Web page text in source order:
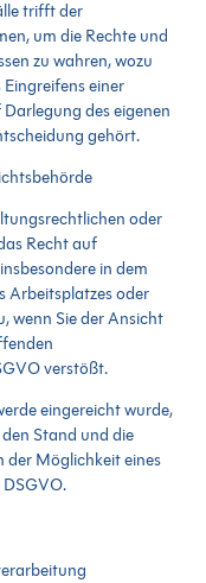
trifft der
um die Rechte und
zu wahren, wozu
einer
des eigenen
gehört.
oder
Recht auf
in dem
Arbeitsplatzes oder
wenn Sie der Ansicht
verstößt.
eingereicht wurde,
Stand und die
der Möglichkeit eines